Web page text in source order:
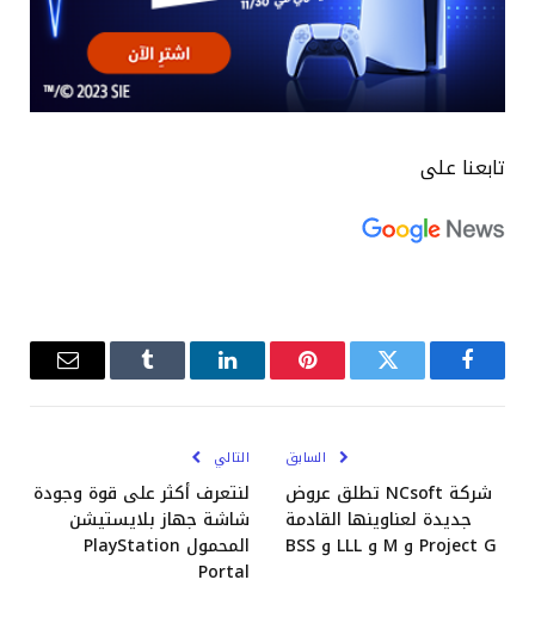
تابعنا على
فيسبوكتويتر بينتيريستلينكدإن Tumblrالبريد
السابق
شركة NCsoft تطلق عروض
جديدة لعناوينها القادمة
Project G و M و LLL و BSS
التالي
لنتعرف أكثر على قوة وجودة
شاشة جهاز بلايستيشن
المحمول PlayStation
Portal